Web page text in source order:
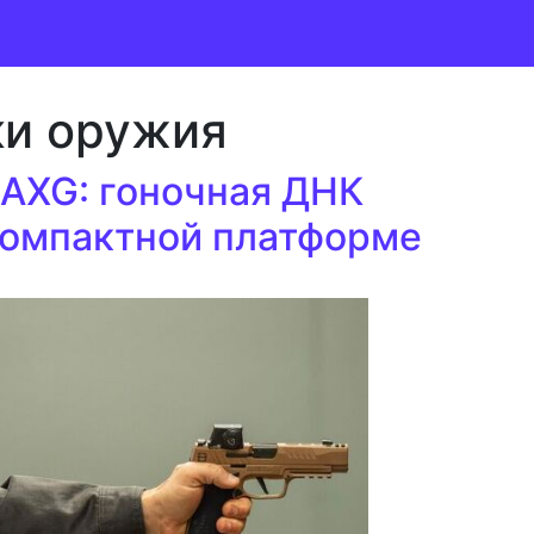
оружия
гоночная ДНК
платформе